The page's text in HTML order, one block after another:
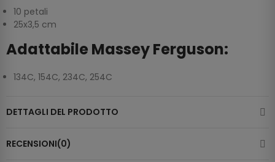
10 petali
25x3,5 cm
Adattabile Massey Ferguson:
134C, 154C, 234C, 254C
DETTAGLI DEL PRODOTTO
RECENSIONI(0)